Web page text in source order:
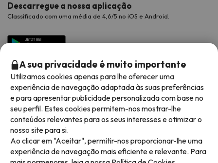
Descarregue a nossa aplicação
Classificado com uma média de 4,6/5 no iOS e Android.
Métodos de pagamento disponíveis
A sua privacidade é muito importante
Utilizamos cookies apenas para lhe oferecer uma
experiência de navegação adaptada às suas preferências
e para apresentar publicidade personalizada com base no
seu perfil. Estes cookies permitem-nos mostrar-lhe
conteúdos relevantes para os seus interesses e otimizar o
nosso site para si.
Ao clicar em "Aceitar", permitir-nos proporcionar-lhe uma
experiência de navegação mais eficiente e relevante. Para